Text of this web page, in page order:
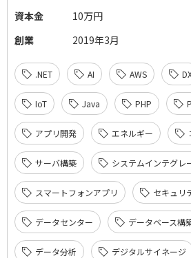
資本金
10万円
創業
2019年3月
.NET AI AWS
IoT Java PHP
アプリ開発 エネルギー
サーバ構築 システムインテグレ
スマートフォンアプリ セキュリ
データセンター データベース構
データ分析 デジタルサイネージ